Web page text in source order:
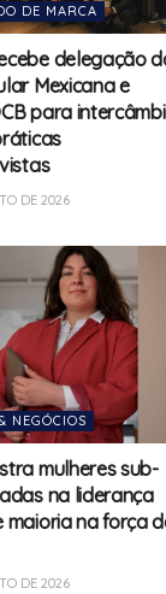
DE MARCA
delegação
Mexicana e
para
DE 2026
NEGÓCIOS
mulheres sub-
na liderança
maioria na força
DE 2026